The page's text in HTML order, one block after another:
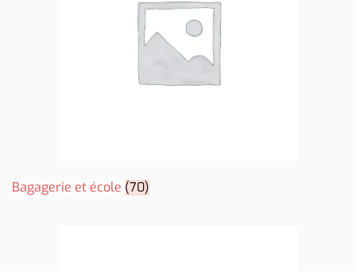
Bagagerie et école (70)